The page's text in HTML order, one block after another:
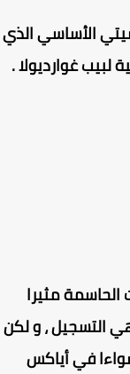
الأساسي الذي
غوارديولا .
مثيرا
، و لكن
في أياكس